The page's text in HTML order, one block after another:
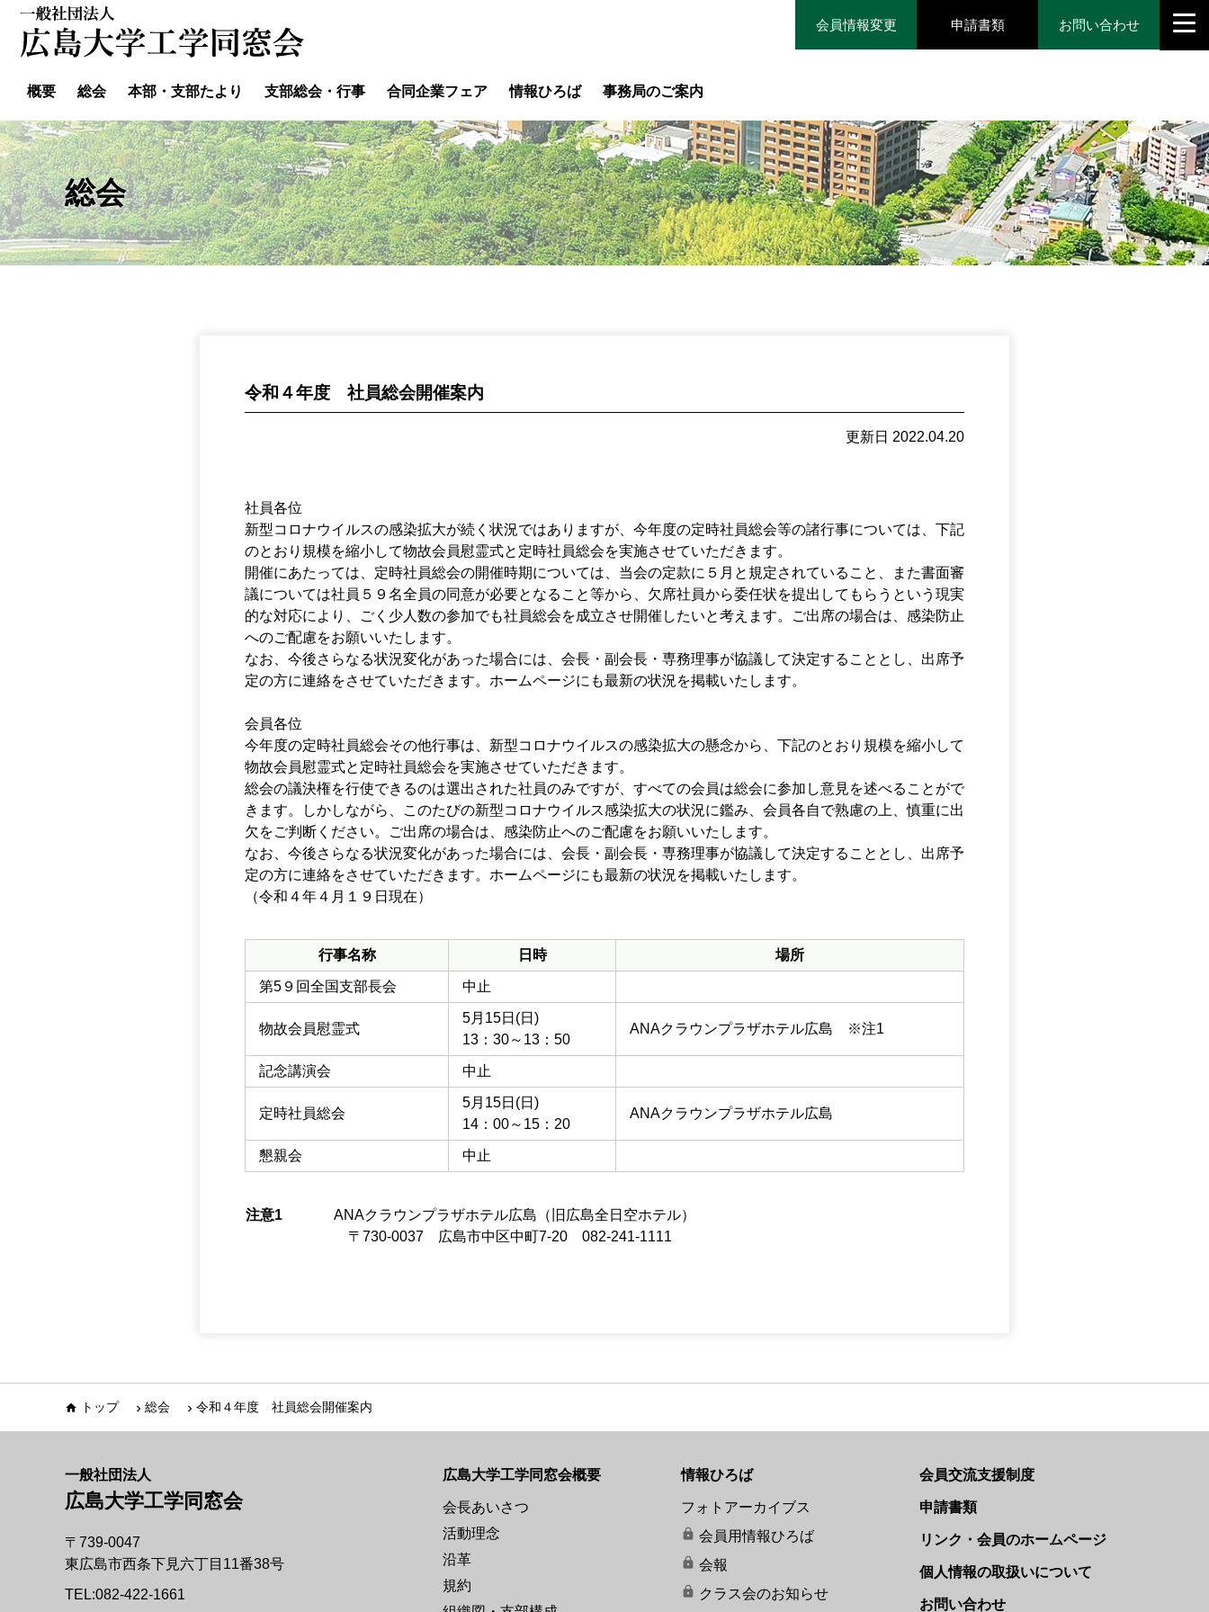
へ
ス
キ
ッ
プ
会員情報変更 申請書類 お問い合わせ
概要 総会 本部・支部たより 支部総会・行事 合同企業フェア 情報ひろば 事務局のご案内
総会
令和４年度 社員総会開催案内
更新日 2022.04.20
社員各位
新型コロナウイルスの感染拡大が続く状況ではありますが、今年度の定時社員総会等の諸行事については、下記
のとおり規模を縮小して物故会員慰霊式と定時社員総会を実施させていただきます。
開催にあたっては、定時社員総会の開催時期については、当会の定款に５月と規定されていること、また書面審
議については社員５９名全員の同意が必要となること等から、欠席社員から委任状を提出してもらうという現実
的な対応により、ごく少人数の参加でも社員総会を成立させ開催したいと考えます。ご出席の場合は、感染防止
へのご配慮をお願いいたします。
なお、今後さらなる状況変化があった場合には、会長・副会長・専務理事が協議して決定することとし、出席予
定の方に連絡をさせていただきます。ホームページにも最新の状況を掲載いたします。
会員各位
今年度の定時社員総会その他行事は、新型コロナウイルスの感染拡大の懸念から、下記のとおり規模を縮小して
物故会員慰霊式と定時社員総会を実施させていただきます。
総会の議決権を行使できるのは選出された社員のみですが、すべての会員は総会に参加し意見を述べることがで
きます。しかしながら、このたびの新型コロナウイルス感染拡大の状況に鑑み、会員各自で熟慮の上、慎重に出
欠をご判断ください。ご出席の場合は、感染防止へのご配慮をお願いいたします。
なお、今後さらなる状況変化があった場合には、会長・副会長・専務理事が協議して決定することとし、出席予
定の方に連絡をさせていただきます。ホームページにも最新の状況を掲載いたします。
（令和４年４月１９日現在）
行事名称 日時 場所
第5９回全国支部長会 中止
物故会員慰霊式
5月15日(日)
13：30～13：50
ANAクラウンプラザホテル広島 ※注1
記念講演会 中止
定時社員総会
5月15日(日)
14：00～15：20
ANAクラウンプラザホテル広島
懇親会 中止
注意1
ANAクラウンプラザホテル広島（旧広島全日空ホテル）
〒730-0037 広島市中区中町7-20 082-241-1111
トップ 総会 令和４年度 社員総会開催案内
一般社団法人
広島大学工学同窓会
〒739-0047
東広島市西条下見六丁目11番38号
TEL:082-422-1661
広島大学工学同窓会概要
会長あいさつ
活動理念
沿革
規約
情報ひろば
フォトアーカイブス
会員用情報ひろば
会報
クラス会のお知らせ
会員交流支援制度
申請書類
リンク・会員のホームページ
個人情報の取扱いについて
お問い合わせ